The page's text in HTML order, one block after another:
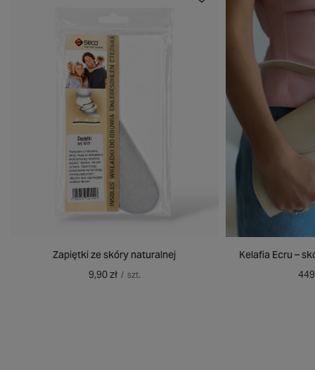
Zapiętki ze skóry naturalnej
9,90 zł / szt.
Kelafia Ecru –